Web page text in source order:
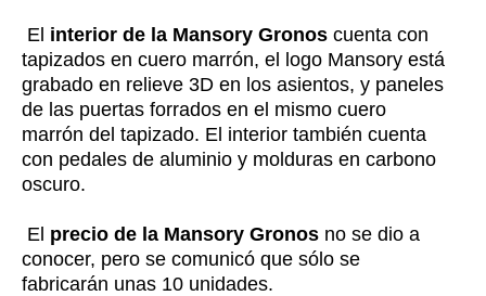
El interior de la Mansory Gronos cuenta con
tapizados en cuero marrón, el logo Mansory está
grabado en relieve 3D en los asientos, y paneles
de las puertas forrados en el mismo cuero
marrón del tapizado. El interior también cuenta
con pedales de aluminio y molduras en carbono
oscuro.
El precio de la Mansory Gronos no se dio a
conocer, pero se comunicó que sólo se
fabricarán unas 10 unidades.